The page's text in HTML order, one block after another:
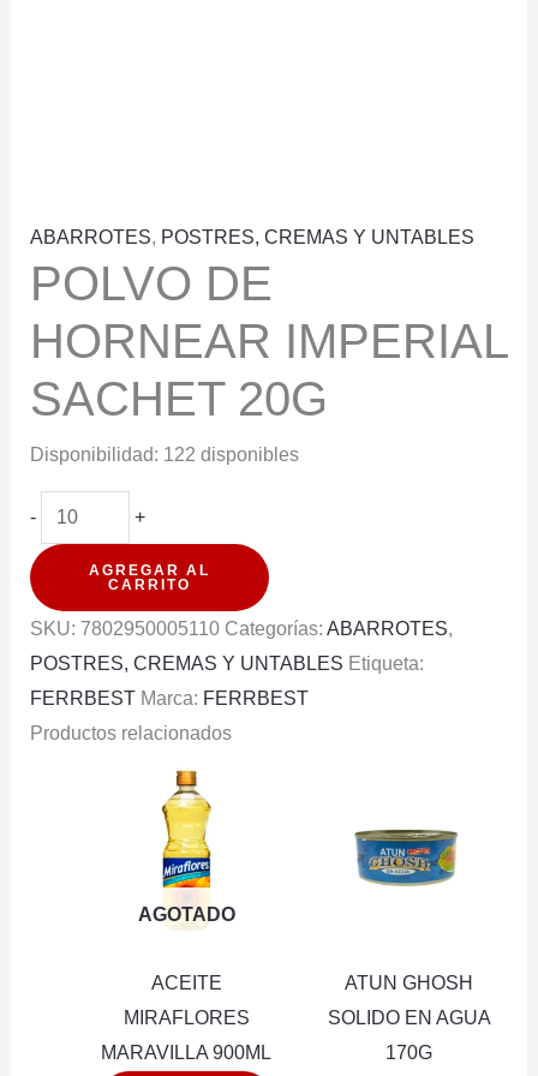
ABARROTES, POSTRES, CREMAS Y UNTABLES
POLVO DE
HORNEAR IMPERIAL
SACHET 20G
Disponibilidad: 122 disponibles
-
POLVO
DE
HORNEAR
IMPERIAL
+
AGREGAR AL
CARRITO
SKU: 7802950005110 Categorías: ABARROTES,
POSTRES, CREMAS Y UNTABLES Etiqueta:
FERRBEST Marca: FERRBEST
Productos relacionados
AGOTADO
ACEITE
MIRAFLORES
MARAVILLA 900ML
ATUN GHOSH
SOLIDO EN AGUA
170G